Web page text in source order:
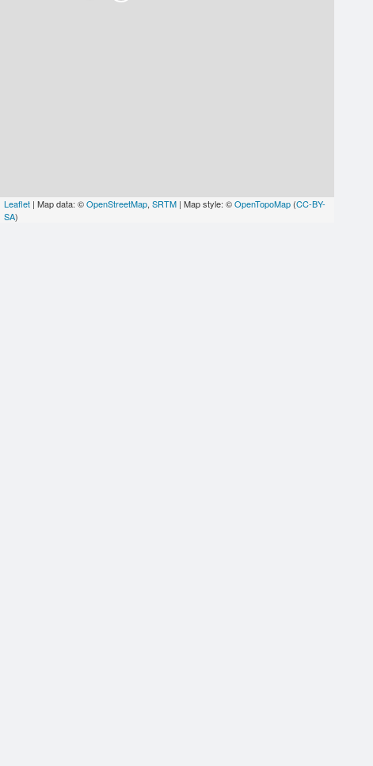
Leaflet | Map data: ©OpenStreetMap, SRTM | Map style: ©OpenTopoMap (CC-BY-
SA)